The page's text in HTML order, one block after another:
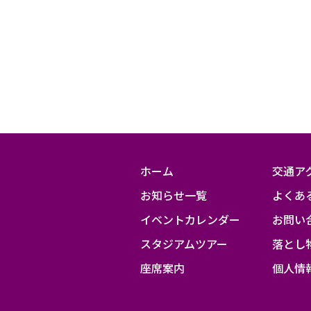
ホーム
お知らせ一覧
イベントカレンダー
スタジアムツアー
座席案内
交通ア
よくあ
お問い
落とし
個人情